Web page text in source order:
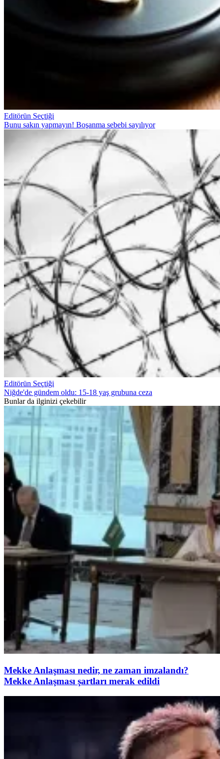
Editörün Seçtiği
Bunu sakın yapmayın! Boşanma sebebi sayılıyor
Editörün Seçtiği
Niğde'de gündem oldu: 15-18 yaş grubuna ceza
Bunlar da ilginizi çekebilir
Mekke Anlaşması nedir, ne zaman imzalandı?
Mekke Anlaşması şartları merak edildi